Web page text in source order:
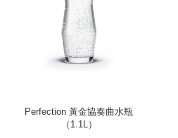
Perfection 黃金協奏曲水瓶
（1.1L）